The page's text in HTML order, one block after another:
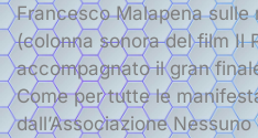
Francesco Malapena sulle
(colonna sonora del film Il
accompagnato il gran
Come per tutte le
dall’Associazione